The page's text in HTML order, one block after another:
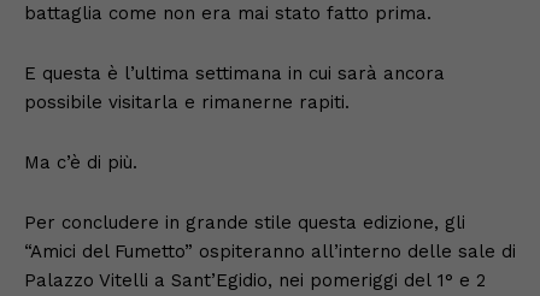
battaglia come non era mai stato fatto prima.
E questa è l’ultima settimana in cui sarà ancora
possibile visitarla e rimanerne rapiti.
Ma c’è di più.
Per concludere in grande stile questa edizione, gli
“Amici del Fumetto” ospiteranno all’interno delle sale di
Palazzo Vitelli a Sant’Egidio, nei pomeriggi del 1° e 2